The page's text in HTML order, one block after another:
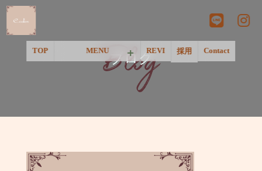
TOP MENU
＜一覧＞
REVI 採用 Contact
Blog
ブログ